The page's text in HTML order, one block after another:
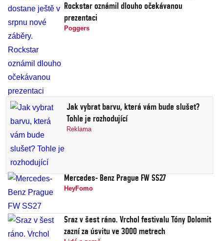
Rockstar oznámil dlouho očekávanou
prezentaci
Poggers
Jak vybrat barvu, která vám bude slušet?
Tohle je rozhodující
Reklama
Mercedes- Benz Prague FW SS27
HeyFomo
Sraz v šest ráno. Vrchol festivalu Tóny Dolomit
zazní za úsvitu ve 3000 metrech